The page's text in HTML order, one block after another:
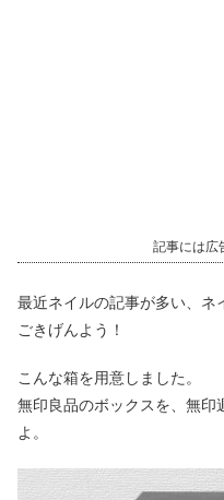
記事には広
最近ネイルの記事が多い、ネ
ごきげんよう！
こんな箱を用意しました。
無印良品のボックスを、無印
よ。